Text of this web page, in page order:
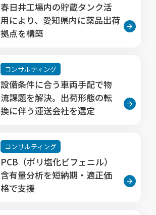
春日井工場内の貯蔵タンク活
用により、愛知県内に薬品出荷
拠点を構築
コンサルティング
設備条件に合う車両手配で物
流課題を解決。出荷形態の転
換に伴う運送会社を選定
コンサルティング
PCB（ポリ塩化ビフェニル）
含有量分析を短納期・適正価
格で支援